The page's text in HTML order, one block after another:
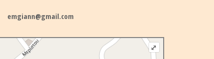
emgiann@gmail.com
⤢